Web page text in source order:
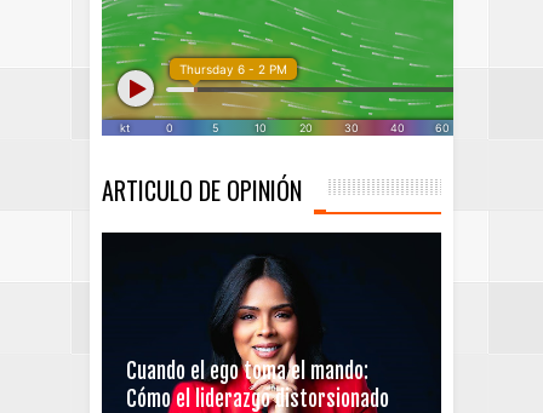
ARTICULO DE OPINIÓN
Cuando el ego toma el mando:
Cómo el liderazgo distorsionado